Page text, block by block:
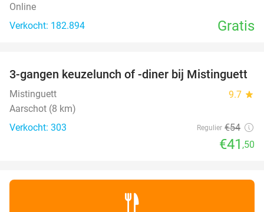
Online
Verkocht: 182.894
Gratis
23%
3-gangen keuzelunch of -diner bij Mistinguett
Mistinguett 9.7 star
Aarschot (8 km)
Verkocht: 303
Regulier €54
€41 ,50